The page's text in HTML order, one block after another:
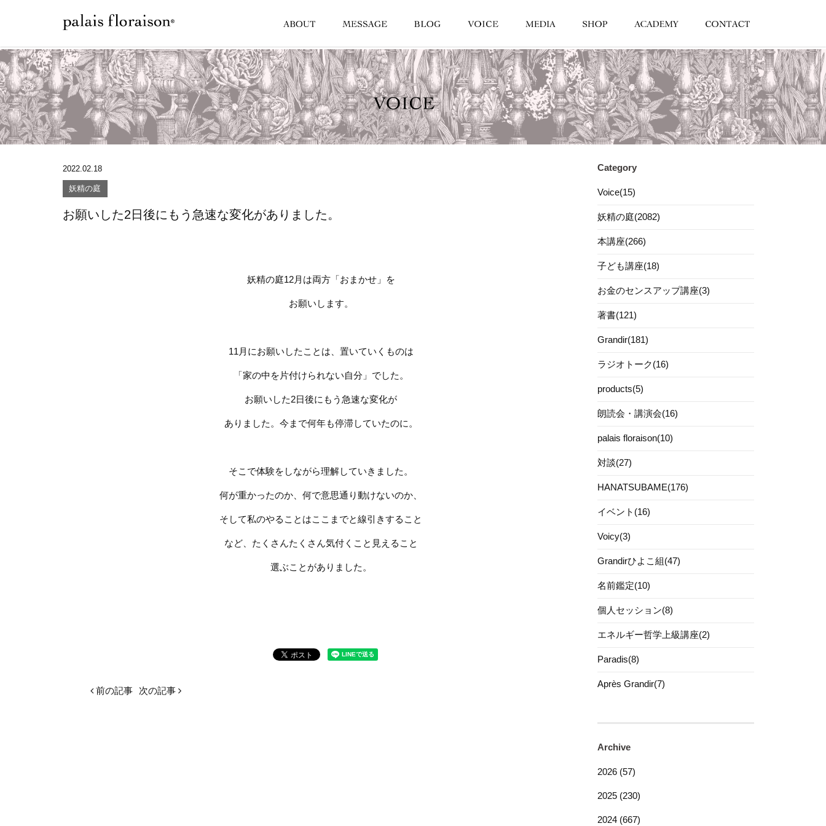
2022.02.18
妖精の庭
お願いした2日後にもう急速な変化がありました。
妖精の庭12月は両方「おまかせ」を
お願いします。
11月にお願いしたことは、置いていくものは
「家の中を片付けられない自分」でした。
お願いした2日後にもう急速な変化が
ありました。今まで何年も停滞していたのに。
そこで体験をしながら理解していきました。
何が重かったのか、何で意思通り動けないのか、
そして私のやることはここまでと線引きすること
など、たくさんたくさん気付くこと見えること
選ぶことがありました。
前の記事 次の記事
Category
Voice(15)
妖精の庭(2082)
本講座(266)
子ども講座(18)
お金のセンスアップ講座(3)
著書(121)
Grandir(181)
ラジオトーク(16)
products(5)
朗読会・講演会(16)
palais floraison(10)
対談(27)
HANATSUBAME(176)
イベント(16)
Voicy(3)
Grandirひよこ組(47)
名前鑑定(10)
個人セッション(8)
エネルギー哲学上級講座(2)
Paradis(8)
Après Grandir(7)
Archive
2026 (57)
2025 (230)
2024 (667)